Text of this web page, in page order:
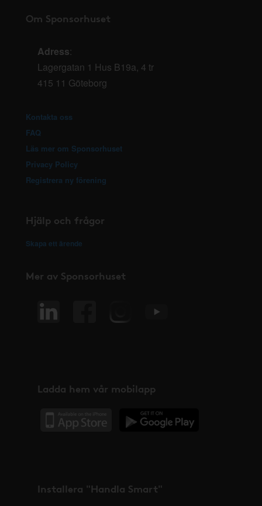
Om Sponsorhuset
Adress:
Lagergatan 1 Hus B19a, 4 tr
415 11 Göteborg
Kontakta oss
FAQ
Läs mer om Sponsorhuset
Privacy Policy
Registrera ny förening
Hjälp och frågor
Skapa ett ärende
Mer av Sponsorhuset
Ladda hem vår mobilapp
Installera "Handla Smart"